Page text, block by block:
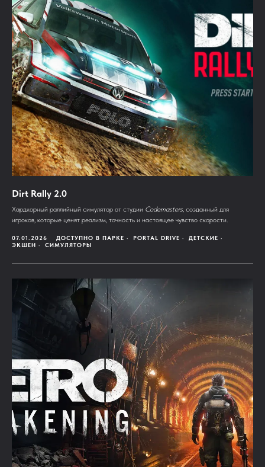
Dirt Rally 2.0
Хардкорный раллийный симулятор от студии Codemasters, созданный для
игроков, которые ценят реализм, точность и настоящее чувство скорости.
07.01.2026 ДОСТУПНО В ПАРКЕ PORTAL DRIVE
ДЕТСКИЕ
ЭКШЕН
СИМУЛЯТОРЫ